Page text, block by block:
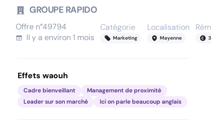
GROUPE RAPIDO
Offre n°49794
Il y a environ 1 mois
Catégorie
Marketing
Localisation
Mayenne 36
Effets waouh
Cadre bienveillant
Management de proximité
Leader sur son marché
Ici on parle beaucoup anglais